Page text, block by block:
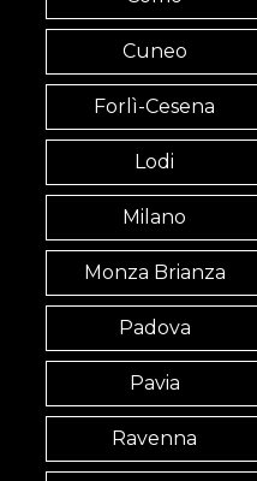
Cuneo
Forlì-Cesena
Lodi
Milano
Monza Brianza
Padova
Pavia
Ravenna